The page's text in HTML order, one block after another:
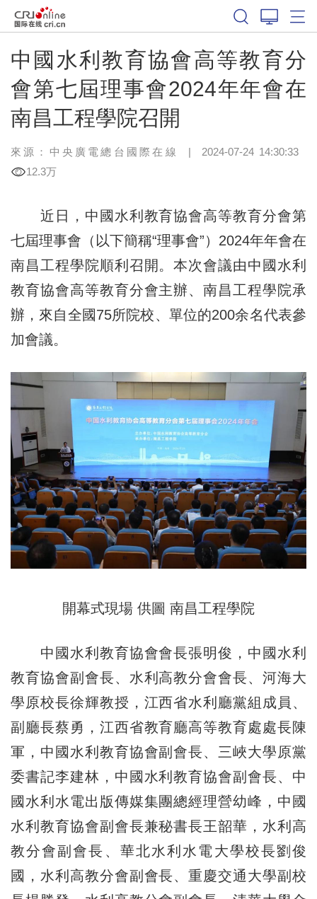
中國水利教育協會高等教育分
會第七屆理事會2024年年會在
南昌工程學院召開
來源：中央廣電總台國際在線 | 2024-07-24 14:30:33
12.3万
近日，中國水利教育協會高等教育分會第
七屆理事會（以下簡稱“理事會”）2024年年會在
南昌工程學院順利召開。本次會議由中國水利
教育協會高等教育分會主辦、南昌工程學院承
辦，來自全國75所院校、單位的200余名代表參
加會議。
開幕式現場 供圖 南昌工程學院
中國水利教育協會會長張明俊，中國水利
教育協會副會長、水利高教分會會長、河海大
學原校長徐輝教授，江西省水利廳黨組成員、
副廳長蔡勇，江西省教育廳高等教育處處長陳
軍，中國水利教育協會副會長、三峽大學原黨
委書記李建林，中國水利教育協會副會長、中
國水利水電出版傳媒集團總經理營幼峰，中國
水利教育協會副會長兼秘書長王韶華，水利高
教分會副會長、華北水利水電大學校長劉俊
國，水利高教分會副會長、重慶交通大學副校